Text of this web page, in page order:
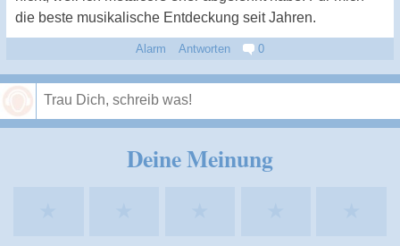
die beste musikalische Entdeckung seit Jahren.
Alarm Antworten 0
Deine Meinung